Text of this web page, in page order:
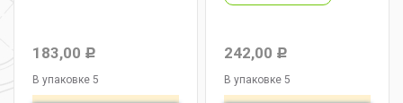
183,00 Р
В упаковке 5
242,00 Р
В упаковке 5